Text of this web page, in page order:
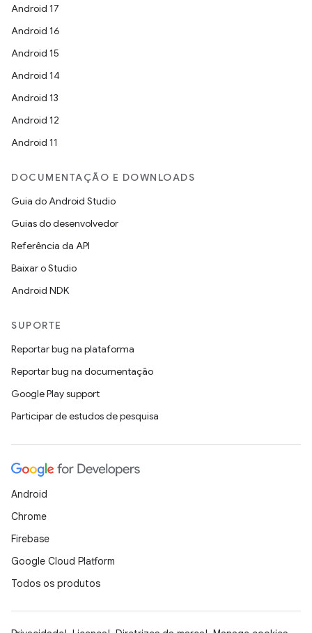
Android 17
Android 16
Android 15
Android 14
Android 13
Android 12
Android 11
DOCUMENTAÇÃO E DOWNLOADS
Guia do Android Studio
Guias do desenvolvedor
Referência da API
Baixar o Studio
Android NDK
SUPORTE
Reportar bug na plataforma
Reportar bug na documentação
Google Play support
Participar de estudos de pesquisa
Android
Chrome
Firebase
Google Cloud Platform
Todos os produtos